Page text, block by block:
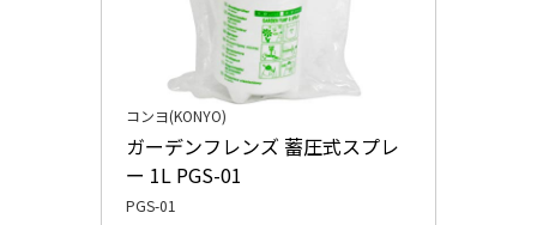
コンヨ(KONYO)
ガーデンフレンズ 蓄圧式スプレ
ー 1L PGS-01
PGS-01